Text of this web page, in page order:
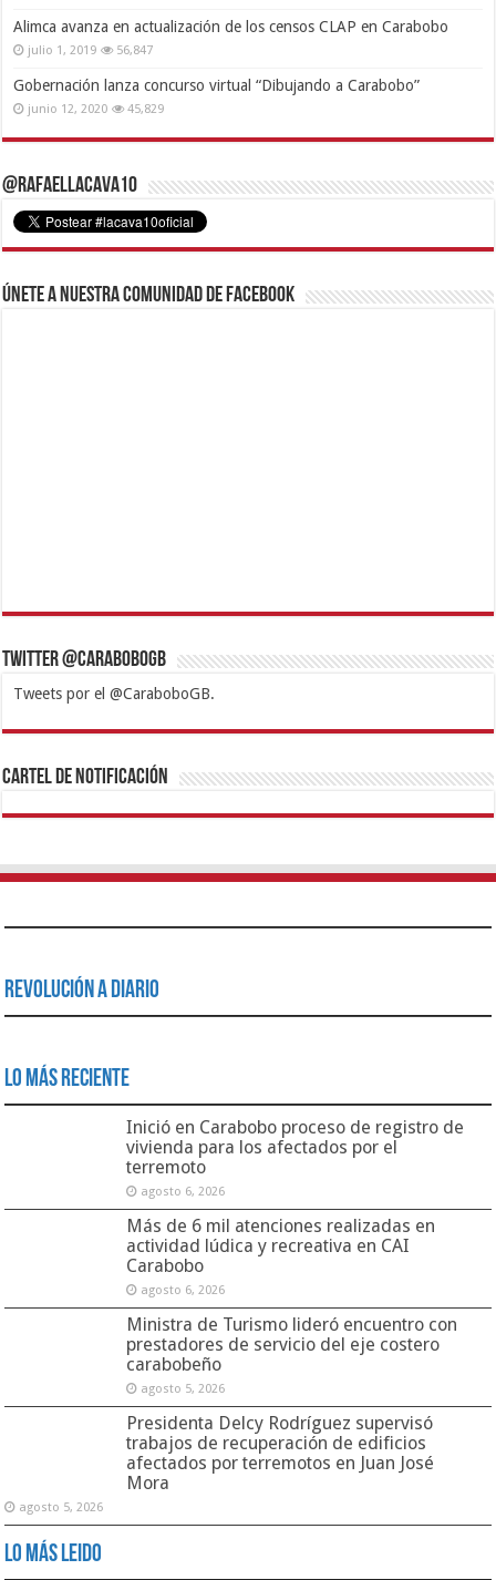
Alimca avanza en actualización de los censos CLAP en Carabobo
julio 1, 2019 56,847
Gobernación lanza concurso virtual “Dibujando a Carabobo”
junio 12, 2020 45,829
@RafaelLacava10
Únete a nuestra comunidad de Facebook
Twitter @CaraboboGB
Tweets por el @CaraboboGB.
1xbetBetturkeyBetistKralbetSupertotobetTipobetMatadorbetMariobet
https://mvbcasino.com/
Cartel de Notificación
Revolución a Diario
Lo Más Reciente
Inició en Carabobo proceso de registro de
vivienda para los afectados por el
terremoto
agosto 6, 2026
Más de 6 mil atenciones realizadas en
actividad lúdica y recreativa en CAI
Carabobo
agosto 6, 2026
Ministra de Turismo lideró encuentro con
prestadores de servicio del eje costero
carabobeño
agosto 5, 2026
Presidenta Delcy Rodríguez supervisó
trabajos de recuperación de edificios
afectados por terremotos en Juan José
Mora
agosto 5, 2026
Lo Más Leido